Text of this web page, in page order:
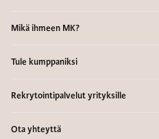
Mikä ihmeen MK?
Tule kumppaniksi
Rekrytointipalvelut yrityksille
Ota yhteyttä